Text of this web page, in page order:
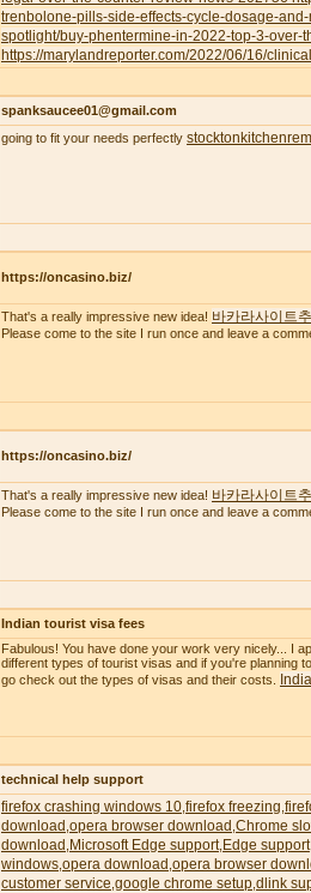
trenbolone-pills-side-effects-cycle-dosage-
spotlight/buy-phentermine-in-2022-top-3-
https://marylandreporter.com/2022/06/16/
spanksaucee01@gmail.com
going to fit your needs perfectly
https://oncasino.biz/
That's a really impressive new idea! 바카라사이트
Please come to the site I run once and leave a
https://oncasino.biz/
That's a really impressive new idea! 바카라사이트
Please come to the site I run once and leave a
Indian tourist visa fees
Fabulous! You have done your work very nicely... I
different types of tourist visas and if you're planning
go check out the types of visas and their costs.
technical help support
firefox crashing windows 10 firefox freezing
download opera browser download Chrome
download Microsoft Edge support, Edge support,
windows opera download opera browser
customer service google chrome setup dlink